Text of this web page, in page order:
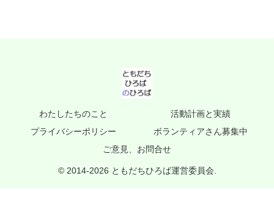
わたしたちのこと
活動計画と実績
プライバシーポリシー
ボランティアさん募集中
ご意見、お問合せ
© 2014-2026 ともだちひろば運営委員会.